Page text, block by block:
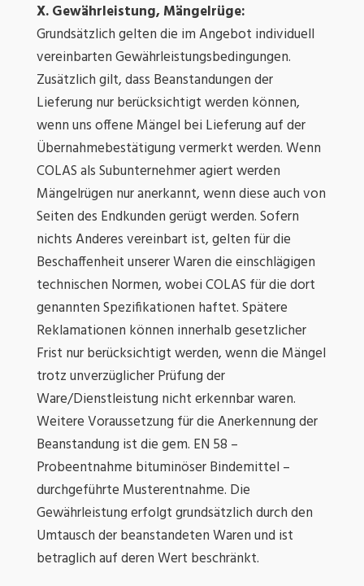
X. Gewährleistung, Mängelrüge:
Grundsätzlich gelten die im Angebot individuell
vereinbarten Gewährleistungsbedingungen.
Zusätzlich gilt, dass Beanstandungen der
Lieferung nur berücksichtigt werden können,
wenn uns offene Mängel bei Lieferung auf der
Übernahmebestätigung vermerkt werden. Wenn
COLAS als Subunternehmer agiert werden
Mängelrügen nur anerkannt, wenn diese auch von
Seiten des Endkunden gerügt werden. Sofern
nichts Anderes vereinbart ist, gelten für die
Beschaffenheit unserer Waren die einschlägigen
technischen Normen, wobei COLAS für die dort
genannten Spezifikationen haftet. Spätere
Reklamationen können innerhalb gesetzlicher
Frist nur berücksichtigt werden, wenn die Mängel
trotz unverzüglicher Prüfung der
Ware/Dienstleistung nicht erkennbar waren.
Weitere Voraussetzung für die Anerkennung der
Beanstandung ist die gem. EN 58 –
Probeentnahme bituminöser Bindemittel –
durchgeführte Musterentnahme. Die
Gewährleistung erfolgt grundsätzlich durch den
Umtausch der beanstandeten Waren und ist
betraglich auf deren Wert beschränkt.